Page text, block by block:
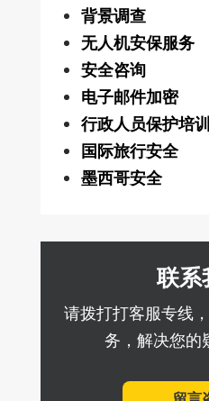
背景调查
无人机安保服务
安全咨询
电子邮件加密
行政人员保护培训
国际旅行安全
墨西哥安全
联系
请拨打打客服专线
务，解决您的
留言